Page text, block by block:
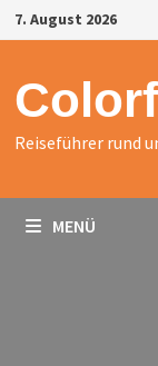
Zurück
zum
7. August 2026
Reiseführer rund
MENÜ